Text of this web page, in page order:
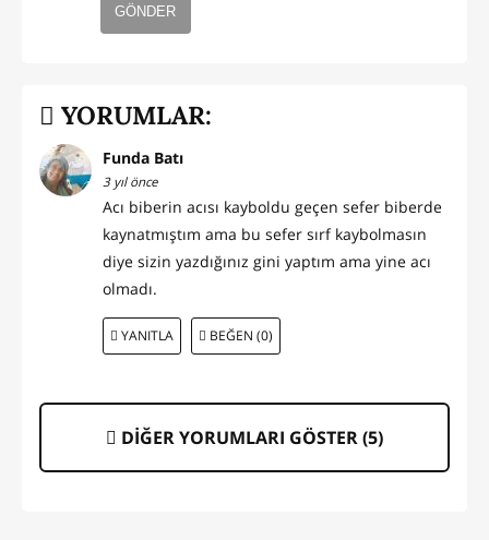
GÖNDER
YORUMLAR:
Funda Batı
3 yıl önce
Acı biberin acısı kayboldu geçen sefer biberde
kaynatmıştım ama bu sefer sırf kaybolmasın
diye sizin yazdığınız gini yaptım ama yine acı
olmadı.
YANITLA BEĞEN (0)
DİĞER YORUMLARI GÖSTER (5)